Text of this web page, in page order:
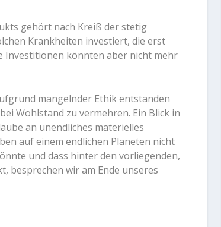
gehört nach Kreiß der stetig
Krankheiten investiert, die erst
Investitionen könnten aber nicht mehr
mangelnder Ethik entstanden
Wohlstand zu vermehren. Ein Blick in
an unendliches materielles
auf einem endlichen Planeten nicht
und dass hinter den vorliegenden,
besprechen wir am Ende unseres